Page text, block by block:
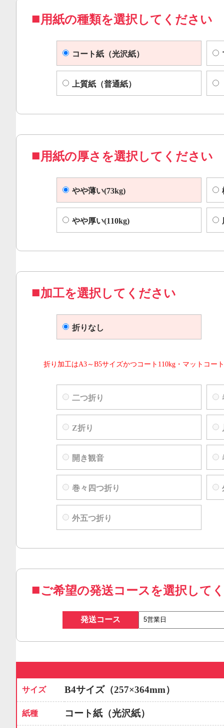
用紙の種類を選択してください
コート紙（光沢紙）
上質紙（普通紙）
用紙の厚さを選択してください
やや薄い(73kg)
やや厚い(110kg)
加工を選択してください
折りなし
折り加工はA3～B5サイズかつコート110kg・マットコー
二つ折り
Z折り
開き観音
巻々四つ折り
外五つ折り
ご希望の発送コースを選択して
発送コース
サイズ B4サイズ（257×364mm）
紙種 コート紙（光沢紙）